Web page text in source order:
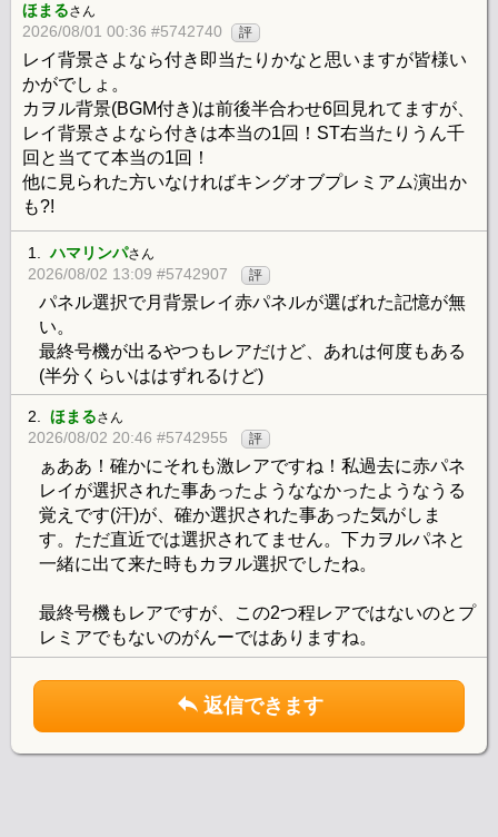
ほまるさん
2026/08/01 00:36 #5742740 評
レイ背景さよなら付き即当たりかなと思いますが皆様い
かがでしょ。
カヲル背景(BGM付き)は前後半合わせ6回見れてますが、
レイ背景さよなら付きは本当の1回！ST右当たりうん千
回と当てて本当の1回！
他に見られた方いなければキングオブプレミアム演出か
も?!
1.ハマリンパさん
2026/08/02 13:09 #5742907 評
パネル選択で月背景レイ赤パネルが選ばれた記憶が無
い。
最終号機が出るやつもレアだけど、あれは何度もある
(半分くらいははずれるけど)
2. ほまるさん
2026/08/02 20:46 #5742955 評
ぁああ！確かにそれも激レアですね！私過去に赤パネ
レイが選択された事あったようななかったようなうる
覚えです(汗)が、確か選択された事あった気がしま
す。ただ直近では選択されてません。下カヲルパネと
一緒に出て来た時もカヲル選択でしたね。
最終号機もレアですが、この2つ程レアではないのとプ
レミアでもないのがんーではありますね。
返信できます